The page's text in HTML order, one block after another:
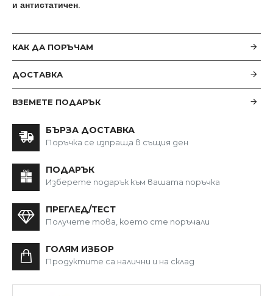
и антистатичен
КАК ДА ПОРЪЧАМ
ДОСТАВКА
ВЗЕМЕТЕ ПОДАРЪК
БЪРЗА ДОСТАВКА
Поръчка се изпраща в същия ден
ПОДАРЪК
Изберете подарък към вашата поръчка
ПРЕГЛЕД/ТЕСТ
Получете това, което сте поръчали
ГОЛЯМ ИЗБОР
Продуктите са налични и на склад